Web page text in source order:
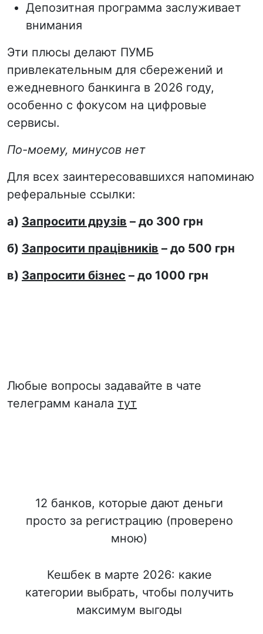
Депозитная программа заслуживает
внимания
Эти плюсы делают ПУМБ
привлекательным для сбережений и
ежедневного банкинга в 2026 году,
особенно с фокусом на цифровые
сервисы.
По-моему, минусов нет
Для всех заинтересовавшихся напоминаю
реферальные ссылки:
а) Запросити друзів – до 300 грн
б) Запросити працівників – до 500 грн
в) Запросити бізнес – до 1000 грн
Любые вопросы задавайте в чате
телеграмм канала тут
12 банков, которые дают деньги
просто за регистрацию (проверено
мною)
Кешбек в марте 2026: какие
категории выбрать, чтобы получить
максимум выгоды